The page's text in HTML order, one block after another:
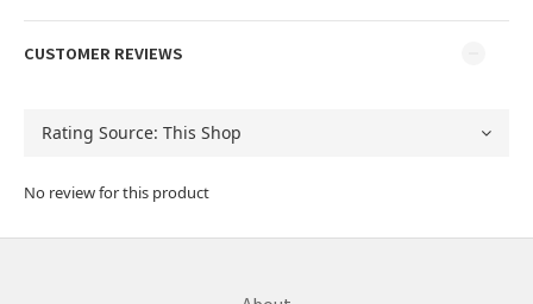
CUSTOMER REVIEWS
No review for this product